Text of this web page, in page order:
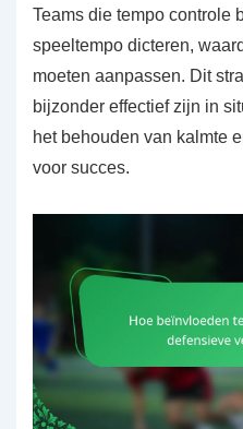
Teams die tempo controle
speeltempo dicteren,
moeten aanpassen. Dit
bijzonder effectief zijn in
het behouden van kalmte
voor succes.